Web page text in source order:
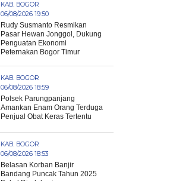
KAB. BOGOR
06/08/2026 19:50
Rudy Susmanto Resmikan
Pasar Hewan Jonggol, Dukung
Penguatan Ekonomi
Peternakan Bogor Timur
KAB. BOGOR
06/08/2026 18:59
Polsek Parungpanjang
Amankan Enam Orang Terduga
Penjual Obat Keras Tertentu
KAB. BOGOR
06/08/2026 18:53
Belasan Korban Banjir
Bandang Puncak Tahun 2025